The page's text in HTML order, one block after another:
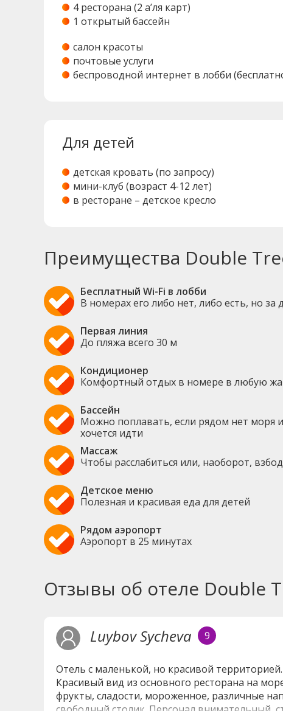
4 ресторана (2 а’ля карт)
1 открытый бассейн
салон красоты
почтовые услуги
беспроводной интернет в лобби
Для детей
детская кровать (по запросу)
мини-клуб (возраст 4-12 лет)
в ресторане – детское кресло
Преимущества Double
Бесплатный Wi-Fi в лобби
В номерах его либо нет, либо есть, но за
Первая линия
До пляжа всего 30 м
Кондиционер
Комфортный отдых в номере в любую
Бассейн
Можно поплавать, если рядом нет моря
хочется идти
Массаж
Чтобы расслабиться или, наоборот,
Детское меню
Полезная и красивая еда для детей
Рядом аэропорт
Аэропорт в 25 минутах
Отзывы об отеле Double
Luybov Sycheva 9
Отель с маленькой, но красивой
Красивый вид из основного ресторана на
фрукты, сладости, мороженное, различные